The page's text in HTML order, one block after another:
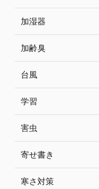
加湿器
加齢臭
台風
学習
害虫
寄せ書き
寒さ対策